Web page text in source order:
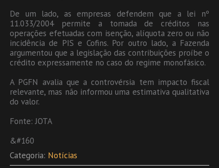
De um lado, as empresas defendem que a lei nº
11.033/2004 permite a tomada de créditos nas
operações efetuadas com isenção, alíquota zero ou não
incidência de PIS e Cofins. Por outro lado, a Fazenda
argumentou que a legislação das contribuições proíbe o
crédito expressamente no caso do regime monofásico.
A PGFN avalia que a controvérsia tem impacto fiscal
relevante, mas não informou uma estimativa qualitativa
do valor.
Fonte: JOTA
&#160
Categoria: Notícias